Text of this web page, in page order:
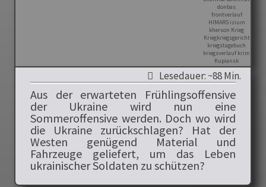
Lesedauer: ~88 Min.
Aus der erwarteten Frühlingsoffensive
der Ukraine wird nun eine
Sommeroffensive werden. Doch wo wird
die Ukraine zurückschlagen? Hat der
Westen genügend Material und
Fahrzeuge geliefert, um das Leben
ukrainischer Soldaten zu schützen?